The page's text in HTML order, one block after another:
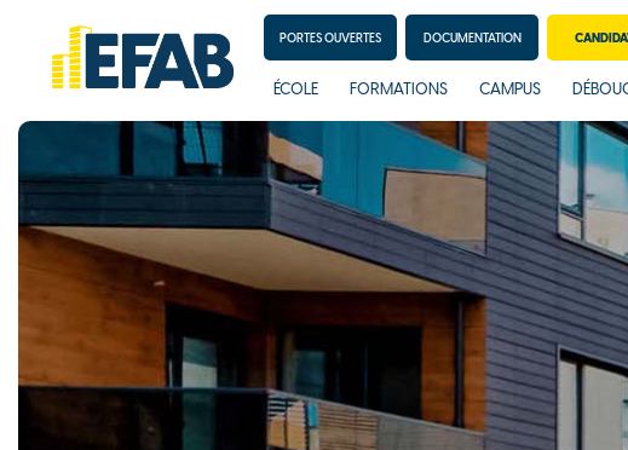
ÉCOLE FORMATIONS CAMPUS
PORTES OUVERTES DOCUMENTATION